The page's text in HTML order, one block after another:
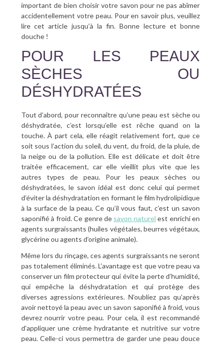
important de bien choisir votre savon pour ne pas abîmer
accidentellement votre peau. Pour en savoir plus, veuillez
lire cet article jusqu’à la fin. Bonne lecture et bonne
douche !
POUR LES PEAUX
SÈCHES OU
DÉSHYDRATÉES
Tout d’abord, pour reconnaître qu’une peau est sèche ou
déshydratée, c’est lorsqu’elle est rêche quand on la
touche. À part cela, elle réagit relativement fort, que ce
soit sous l’action du soleil, du vent, du froid, de la pluie, de
la neige ou de la pollution. Elle est délicate et doit être
traitée efficacement, car elle vieillit plus vite que les
autres types de peau. Pour les peaux sèches ou
déshydratées, le savon idéal est donc celui qui permet
d’éviter la déshydratation en formant le film hydrolipidique
à la surface de la peau. Ce qu’il vous faut, c’est un savon
saponifié à froid. Ce genre de savon naturel est enrichi en
agents surgraissants (huiles végétales, beurres végétaux,
glycérine ou agents d’origine animale).
Même lors du rinçage, ces agents surgraissants ne seront
pas totalement éliminés. L’avantage est que votre peau va
conserver un film protecteur qui évite la perte d’humidité,
qui empêche la déshydratation et qui protège des
diverses agressions extérieures. N’oubliez pas qu’après
avoir nettoyé la peau avec un savon saponifié à froid, vous
devrez nourrir votre peau. Pour cela, il est recommandé
d’appliquer une crème hydratante et nutritive sur votre
peau. Celle-ci vous permettra de garder une peau douce